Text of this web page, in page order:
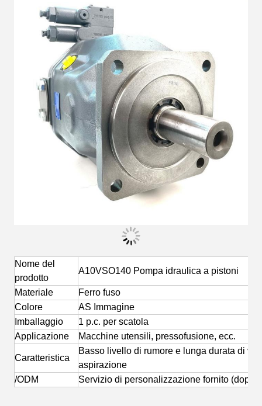
Nome del
prodotto
A10VSO140 Pompa idraulica a pistoni
Materiale
Ferro fuso
Colore
AS Immagine
Imballaggio
1 p.c. per scatola
Applicazione
Macchine utensili, pressofusione, ecc.
Caratteristica
Basso livello di rumore e lunga durata di
aspirazione
/ODM
Servizio di personalizzazione fornito